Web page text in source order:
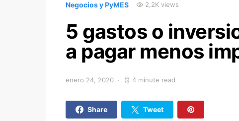
Negocios y PyMES 2,2K views
5 gastos o
a pagar menos
enero 24, 2020 4 minute read
Share Tweet